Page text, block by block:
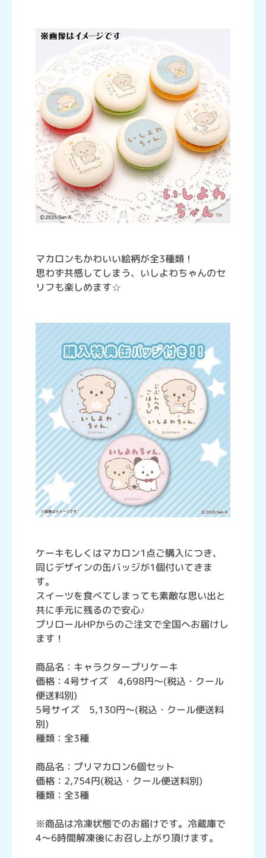
マカロンもかわいい絵柄が全3種類！
思わず共感してしまう、いしよわちゃんのセ
リフも楽しめます☆
ケーキもしくはマカロン1点ご購入につき、
同じデザインの缶バッジが1個付いてきま
す。
スイーツを食べてしまっても素敵な思い出と
共に手元に残るので安心♪
プリロールHPからのご注文で全国へお届けし
ます！
商品名：キャラクタープリケーキ
価格：4号サイズ 4,698円～(税込・クール
便送料別)
5号サイズ 5,130円～(税込・クール便送料
別)
種類：全3種
商品名：プリマカロン6個セット
価格：2,754円(税込・クール便送料別)
種類：全3種
※商品は冷凍状態でのお届けです。冷蔵庫で
4～6時間解凍後にお召し上がり頂けます。